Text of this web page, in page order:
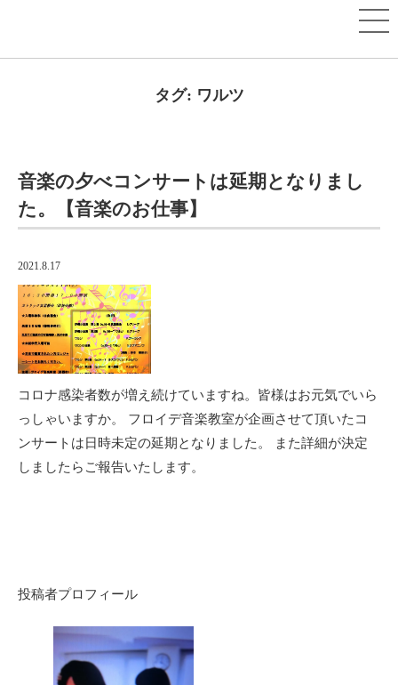
タグ: ワルツ
音楽の夕べコンサートは延期となりまし
た。【音楽のお仕事】
2021.8.17
コロナ感染者数が増え続けていますね。皆様はお元気でいら
っしゃいますか。 フロイデ音楽教室が企画させて頂いたコ
ンサートは日時未定の延期となりました。 また詳細が決定
しましたらご報告いたします。
投稿者プロフィール